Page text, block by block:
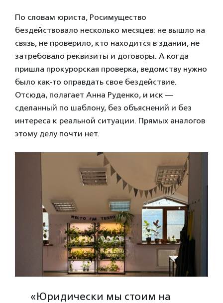
По словам юриста, Росимущество
бездействовало несколько месяцев: не вышло на
связь, не проверило, кто находится в здании, не
затребовало реквизиты и договоры. А когда
пришла прокурорская проверка, ведомству нужно
было как-то оправдать свое бездействие.
Отсюда, полагает Анна Руденко, и иск —
сделанный по шаблону, без объяснений и без
интереса к реальной ситуации. Прямых аналогов
этому делу почти нет.
«Юридически мы стоим на